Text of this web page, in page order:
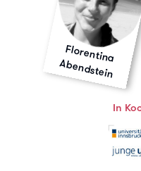
Florentina
Abendstein
In